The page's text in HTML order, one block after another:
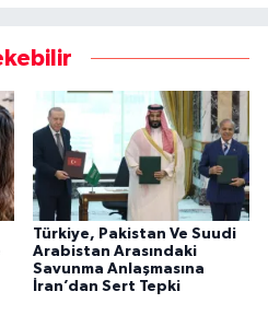
Türkiye, Pakistan Ve Suudi
Arabistan Arasındaki
Savunma Anlaşmasına
İran’dan Sert Tepki